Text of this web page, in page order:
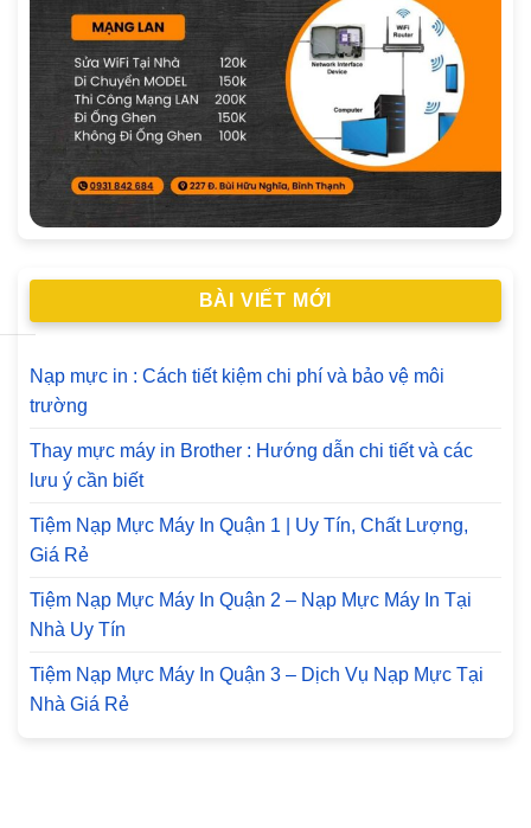
BÀI VIẾT MỚI
Nạp mực in : Cách tiết kiệm chi phí và bảo vệ môi
trường
Thay mực máy in Brother : Hướng dẫn chi tiết và các
lưu ý cần biết
Tiệm Nạp Mực Máy In Quận 1 | Uy Tín, Chất Lượng,
Giá Rẻ
Tiệm Nạp Mực Máy In Quận 2 – Nạp Mực Máy In Tại
Nhà Uy Tín
Tiệm Nạp Mực Máy In Quận 3 – Dịch Vụ Nạp Mực Tại
Nhà Giá Rẻ